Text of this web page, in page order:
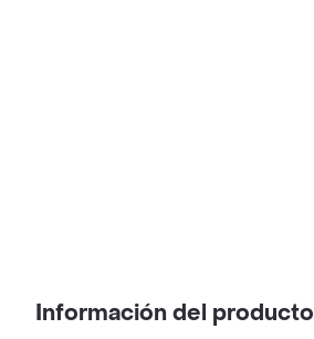
Información del producto